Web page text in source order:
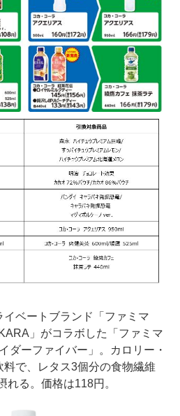
ベートブランド「ファミマ
」がコラボした「ファミマ
ダーファイバー」。カロリー・
で、レタス3個分の食物繊維
れる。価格は118円。